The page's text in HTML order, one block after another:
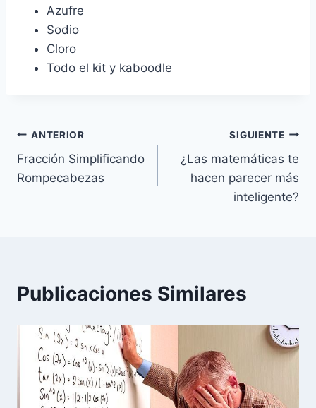
Azufre
Sodio
Cloro
Todo el kit y kaboodle
Navegación
de
ANTERIOR
Fracción Simplificando
Rompecabezas
SIGUIENTE
¿Las matemáticas te
hacen parecer más
inteligente?
Publicaciones Similares